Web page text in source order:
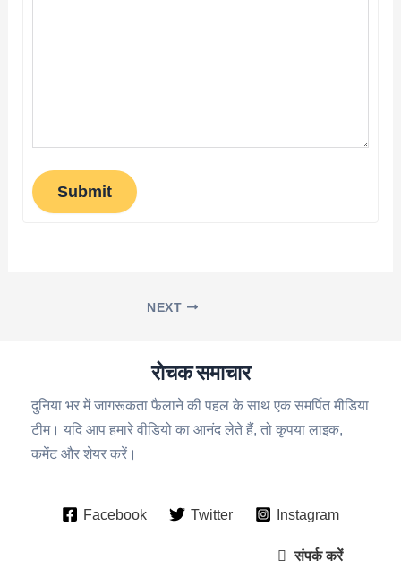
Submit
NEXT
रोचक समाचार
दुनिया भर में जागरूकता फैलाने की पहल के साथ एक समर्पित मीडिया
टीम। यदि आप हमारे वीडियो का आनंद लेते हैं, तो कृपया लाइक,
कमेंट और शेयर करें।
Facebook Twitter Instagram
संपर्क करें